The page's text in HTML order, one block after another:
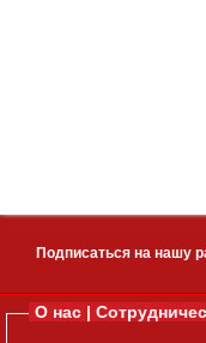
Подписаться на нашу
О нас |